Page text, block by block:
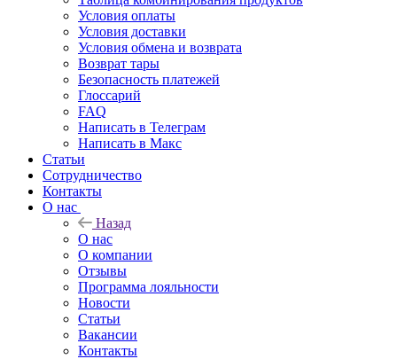
Условия оплаты
Условия доставки
Условия обмена и возврата
Возврат тары
Безопасность платежей
Глоссарий
FAQ
Написать в Телеграм
Написать в Макс
Статьи
Сотрудничество
Контакты
О нас
Назад
О нас
О компании
Отзывы
Программа лояльности
Новости
Статьи
Вакансии
Контакты